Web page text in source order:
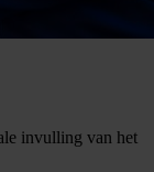
invulling van het